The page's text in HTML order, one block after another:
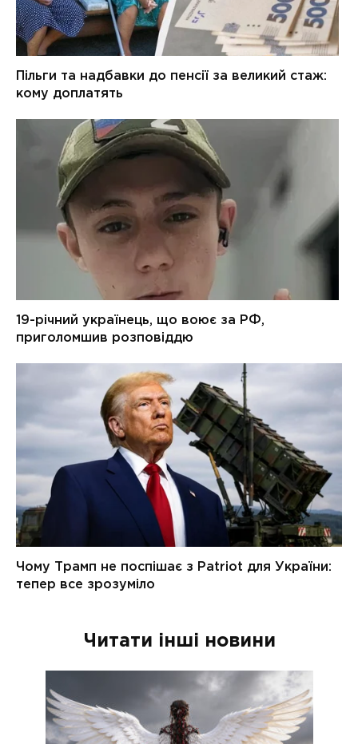
Читати інші новини